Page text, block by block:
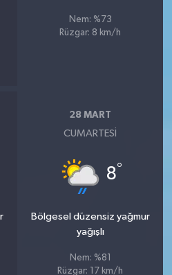
Nem: %73
Rüzgar: 8 km/h
28 MART
CUMARTESI
8°
Bölgesel düzensiz yağmur
yağışlı
Nem: %81
Rüzgar: 17 km/h